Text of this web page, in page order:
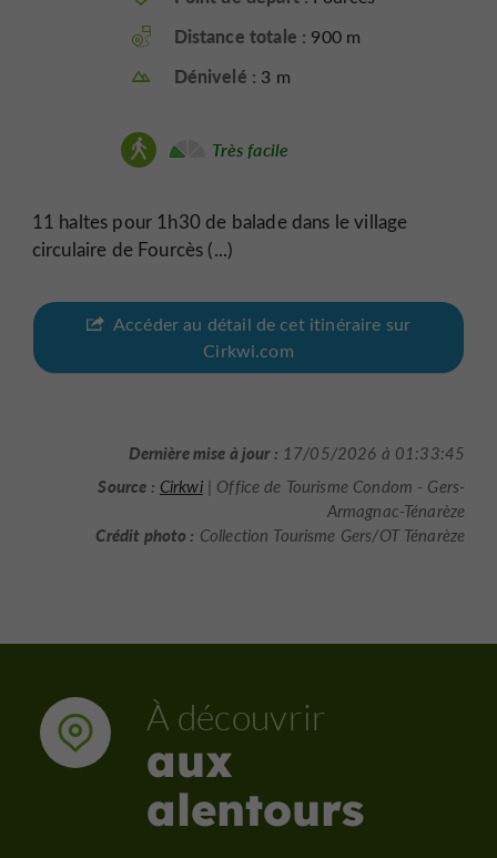
Distance totale : 900 m
Dénivelé : 3 m
Très facile
11 haltes pour 1h30 de balade dans le village
circulaire de Fourcès (...)
Accéder au détail de cet itinéraire sur
Cirkwi.com
Dernière mise à jour : 17/05/2026 à 01:33:45
Source : Cirkwi| Office de Tourisme Condom - Gers-
Armagnac-Ténarèze
Crédit photo : Collection Tourisme Gers/OT Ténarèze
À découvrir
aux
alentours